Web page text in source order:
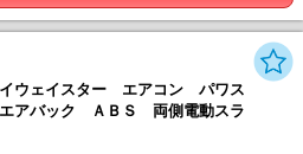
ウェイスター エアコン パワス
アバック ＡＢＳ 両側電動スラ